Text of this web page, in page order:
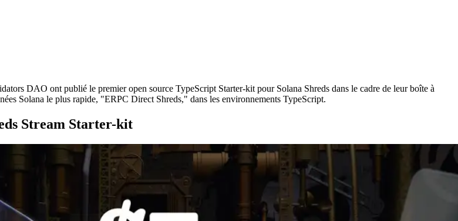
DAO ont publié le premier open source TypeScript Starter-kit pour Solana Shreds dans le cadre de leur boîte à
Solana le plus rapide, "ERPC Direct Shreds," dans les environnements TypeScript.
Stream Starter-kit